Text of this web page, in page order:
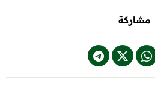
مشاركة